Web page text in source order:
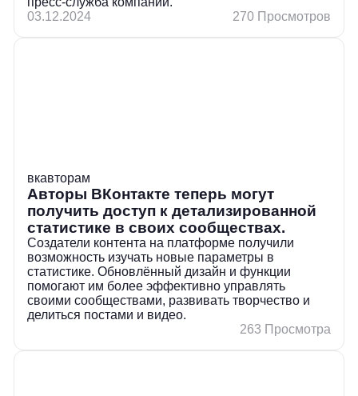
03.12.2024
270 Просмотров
вкавторам
Авторы ВКонтакте теперь могут
получить доступ к детализированной
статистике в своих сообществах.
Создатели контента на платформе получили
возможность изучать новые параметры в
статистике. Обновлённый дизайн и функции
помогают им более эффективно управлять
своими сообществами, развивать творчество и
делиться постами и видео.
263 Просмотра